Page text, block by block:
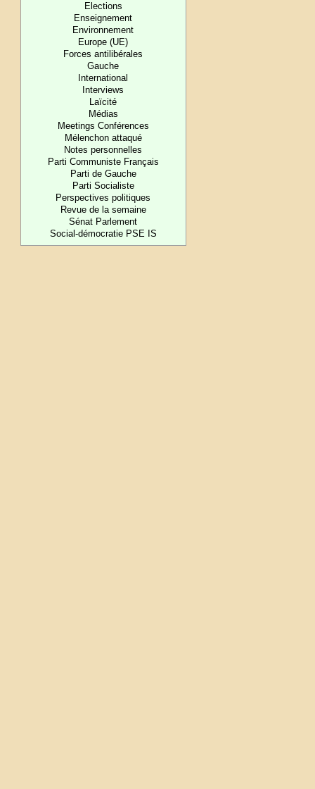
Elections
Enseignement
Environnement
Europe (UE)
Forces antilibérales
Gauche
International
Interviews
Laïcité
Médias
Meetings Conférences
Mélenchon attaqué
Notes personnelles
Parti Communiste Français
Parti de Gauche
Parti Socialiste
Perspectives politiques
Revue de la semaine
Sénat Parlement
Social-démocratie PSE IS